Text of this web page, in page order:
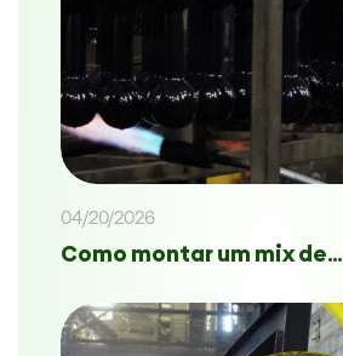
04/20/2026
Como montar um mix de…